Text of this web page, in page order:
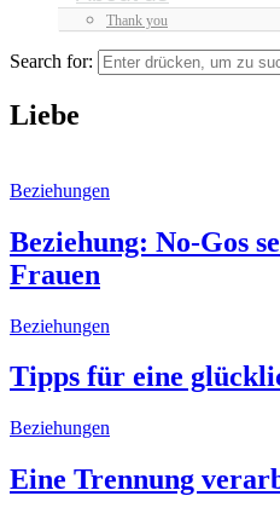
Thank you
Search for:
Liebe
Beziehungen
Beziehung: No-Gos
Frauen
Beziehungen
Tipps für eine
Beziehungen
Eine Trennung